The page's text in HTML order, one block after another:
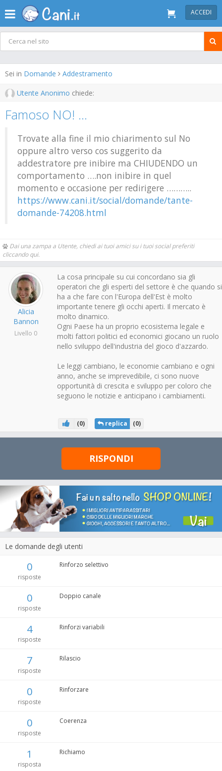
ACCEDI
Sei in Domande Addestramento
Utente Anonimo chiede:
Famoso NO! …
Trovate alla fine il mio chiarimento sul No
oppure altro verso cos suggerito da
addestratore pre inibire ma CHIUDENDO un
comportamento ….non inibire in quel
momento e occasione per redirigere ………..
https://www.cani.it/social/domande/tante-
domande-74208.html
Dai una zampa a Utente, chiedi ai tuoi amici su i tuoi social preferiti
cliccando qui.
Alicia
Bannon
Livello 0
La cosa principale su cui concordano sia gli
operatori che gli esperti del settore è che quando si
ha a che fare con l'Europa dell'Est è molto
importante tenere gli occhi aperti. Il mercato è
molto dinamico.
Ogni Paese ha un proprio ecosistema legale e
molti fattori politici ed economici giocano un ruolo
nello sviluppo dell'industria del gioco d'azzardo.
Le leggi cambiano, le economie cambiano e ogni
anno, anche se imprevedibile, ci sono nuove
opportunità di crescita e sviluppo per coloro che
seguono le notizie e anticipano i cambiamenti.
(0) replica (0)
RISPONDI
Le domande degli utenti
0
risposte
Rinforzo selettivo
0
risposte
Doppio canale
4
risposte
Rinforzi variabili
7
risposte
Rilascio
0
risposte
Rinforzare
0
risposte
Coerenza
1
risposta
Richiamo